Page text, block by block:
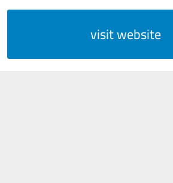
visit website